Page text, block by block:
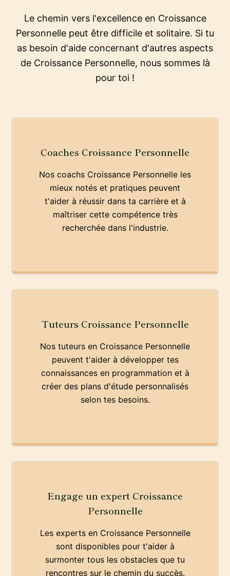
Le chemin vers l'excellence en Croissance
Personnelle peut être difficile et solitaire. Si tu
as besoin d'aide concernant d'autres aspects
de Croissance Personnelle, nous sommes là
pour toi !
Coaches Croissance Personnelle
Nos coachs Croissance Personnelle les
mieux notés et pratiques peuvent
t'aider à réussir dans ta carrière et à
maîtriser cette compétence très
recherchée dans l'industrie.
Tuteurs Croissance Personnelle
Nos tuteurs en Croissance Personnelle
peuvent t'aider à développer tes
connaissances en programmation et à
créer des plans d'étude personnalisés
selon tes besoins.
Engage un expert Croissance
Personnelle
Les experts en Croissance Personnelle
sont disponibles pour t'aider à
surmonter tous les obstacles que tu
rencontres sur le chemin du succès.